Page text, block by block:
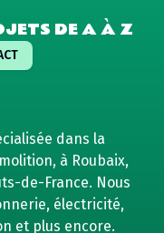
DE A À Z
dans la
à Roubaix,
de-France. Nous
électricité,
et plus encore.